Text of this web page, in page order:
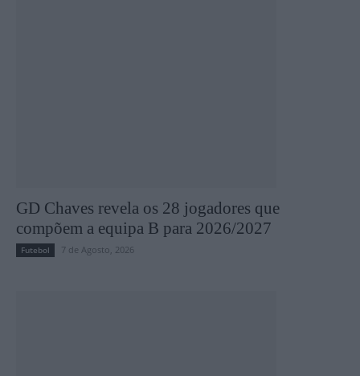
GD Chaves revela os 28 jogadores que
compõem a equipa B para 2026/2027
Futebol 7 de Agosto, 2026